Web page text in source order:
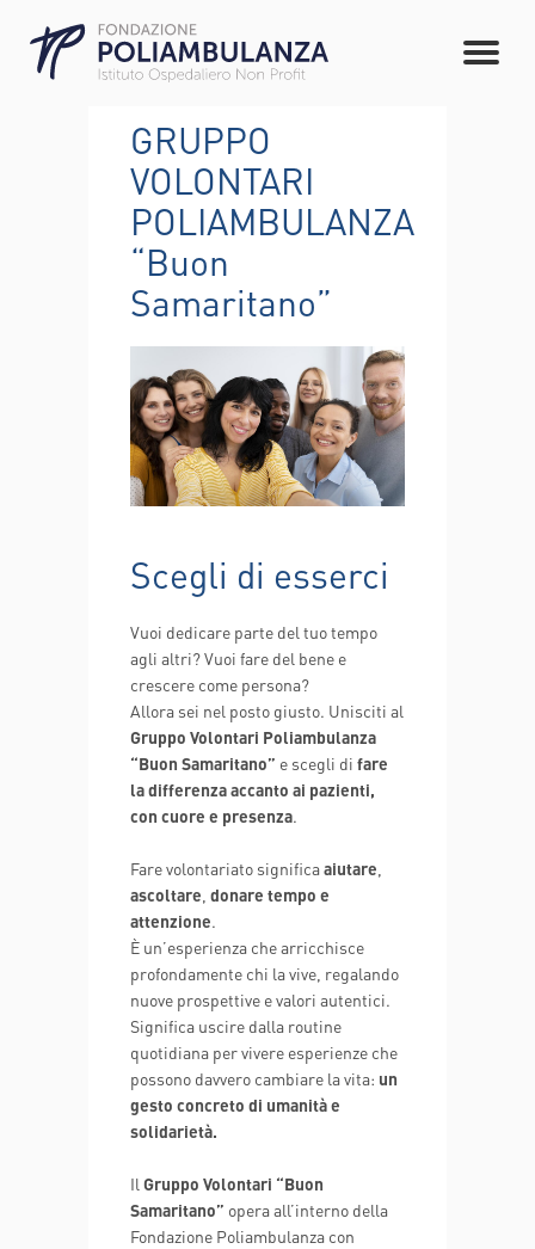
GRUPPO
VOLONTARI
POLIAMBULANZA
“Buon
Samaritano”
Scegli di esserci
Vuoi dedicare parte del tuo tempo
agli altri? Vuoi fare del bene e
crescere come persona?
Allora sei nel posto giusto. Unisciti al
Gruppo Volontari Poliambulanza
“Buon Samaritano” e scegli di fare
la differenza accanto ai pazienti,
con cuore e presenza.
Fare volontariato significaaiutare
ascoltare donare tempo e
attenzione.
È un’esperienza che arricchisce
profondamente chi la vive, regalando
nuove prospettive e valori autentici.
Significa uscire dalla routine
quotidiana per vivere esperienze che
possono davvero cambiare la vita: un
gesto concreto di umanità e
solidarietà.
Il Gruppo Volontari “Buon
Samaritano” opera all’interno della
Fondazione Poliambulanza con